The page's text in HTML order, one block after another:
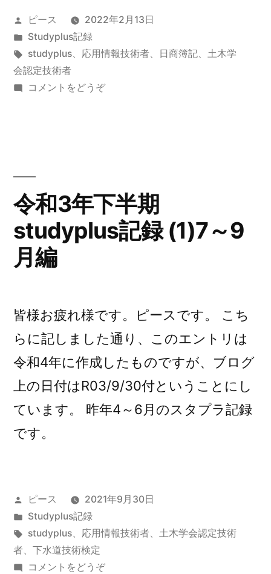
年
1
月
Studyplus
投
稿
者:
ピース
2022年2月13日
カ
テ
ゴ
リ
Studyplus記録
タ
グ:
studyplus、 応用情報技術者、 日商簿記、 土木学
会認定技術者
コメントをどうぞ(令
記
令和3年下半期
studyplus記録 (1)7～9
月編
皆様お疲れ様です。ピースです。 こち
らに記しました通り、このエントリは
令和4年に作成したものですが、ブログ
上の日付はR03/9/30付ということにし
ています。 昨年4～6月のスタプラ記録
です。
投
稿
者:
ピース
2021年9月30日
カ
テ
ゴ
リ
Studyplus記録
タ
グ:
studyplus、 応用情報技術者、 土木学会認定技術
者、 下水道技術検定
コメントをどうぞ(令